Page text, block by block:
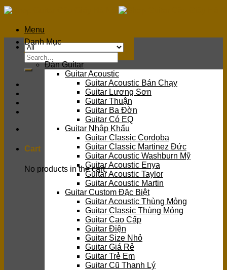
Skip
to
contentMenu
Search
for:
Cart
No products in the cart.
Danh Mục
Đàn Guitar
Guitar Acoustic
Guitar Acoustic Bán Chạy
Guitar Lương Sơn
Guitar Thuận
Guitar Ba Đờn
Guitar Có EQ
Guitar Nhập Khẩu
Guitar Classic Cordoba
Guitar Classic Martinez Đức
Guitar Acoustic Washburn Mỹ
Guitar Acoustic Enya
Guitar Acoustic Taylor
Guitar Acoustic Martin
Guitar Custom Đặc Biệt
Guitar Acoustic Thùng Mỏng
Guitar Classic Thùng Mỏng
Guitar Cao Cấp
Guitar Điện
Guitar Size Nhỏ
Guitar Giá Rẻ
Guitar Trẻ Em
Guitar Cũ Thanh Lý